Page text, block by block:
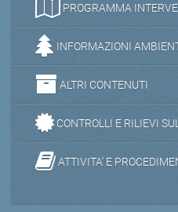
PROGRAMMA
INFORMAZIONI
ALTRI CONTENUTI
CONTROLLI E RILIEVI
ATTIVITA' E